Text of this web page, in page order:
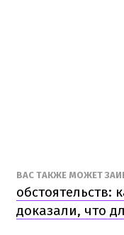
ВАС ТАКЖЕ МОЖЕТ
обстоятельств:
доказали, что